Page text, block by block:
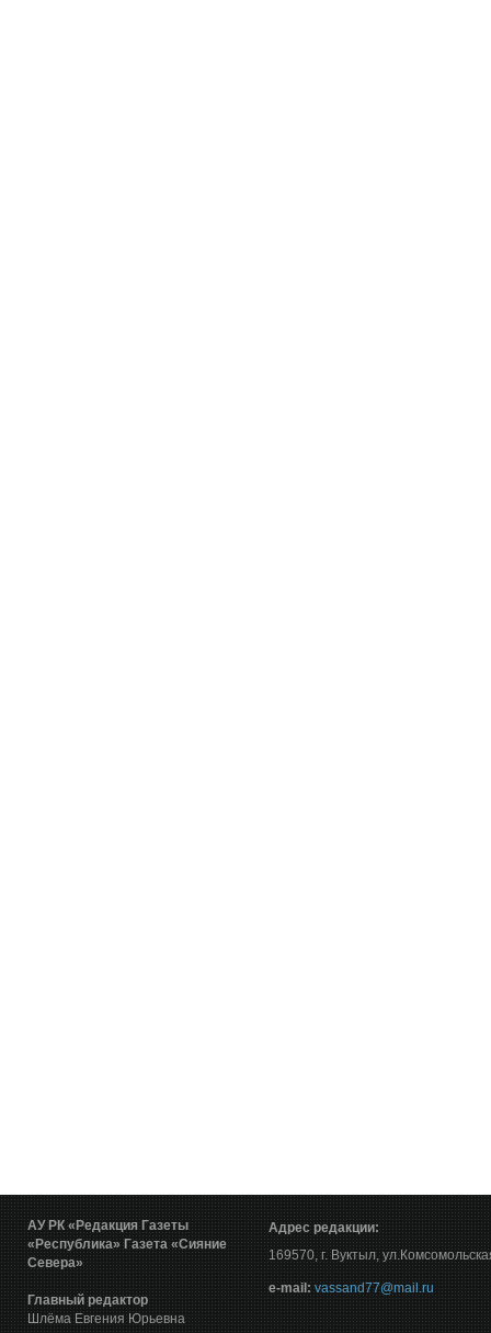
АУ РК «Редакция Газеты
«Республика» Газета «Сияние
Севера»
Главный редактор
Шлёма Евгения Юрьевна
Адрес редакции:
169570, г. Вуктыл,
е-mail: vassand77@mail.ru